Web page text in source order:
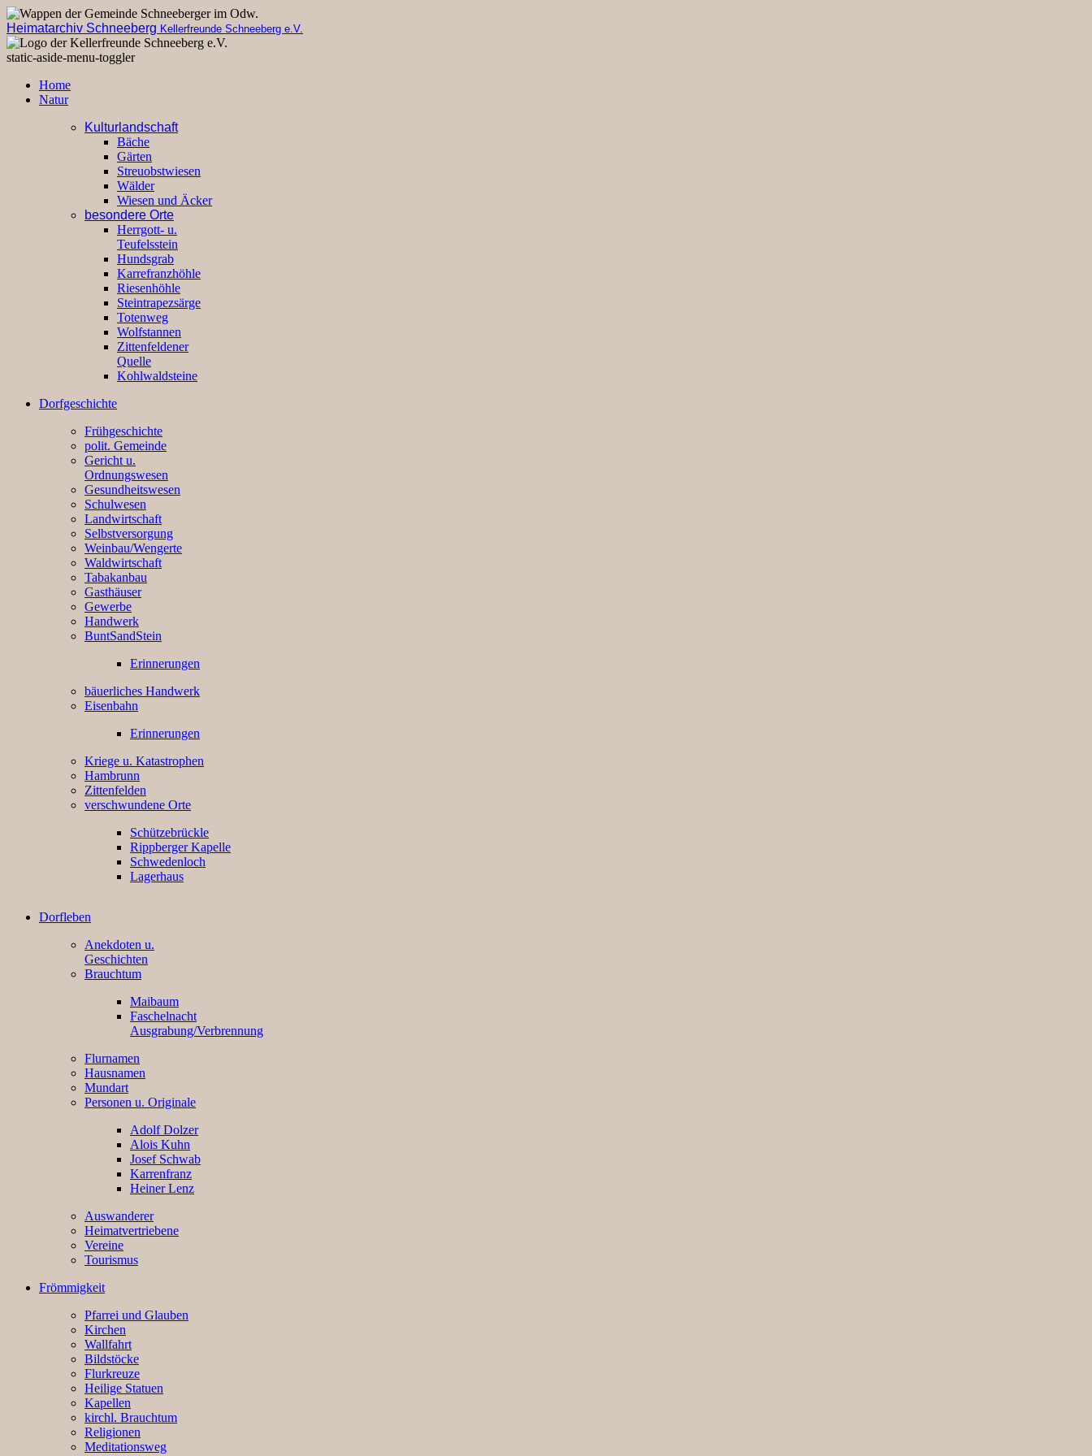
Heimatarchiv Schneeberg Kellerfreunde Schneeberg e.V.
static-aside-menu-toggler
Home
Natur
Kulturlandschaft
Bäche
Gärten
Streuobstwiesen
Wälder
Wiesen und Äcker
besondere Orte
Herrgott- u.
Teufelsstein
Hundsgrab
Karrefranzhöhle
Riesenhöhle
Steintrapezsärge
Totenweg
Wolfstannen
Zittenfeldener
Quelle
Kohlwaldsteine
Dorfgeschichte
Frühgeschichte
polit. Gemeinde
Gericht u.
Ordnungswesen
Gesundheitswesen
Schulwesen
Landwirtschaft
Selbstversorgung
Weinbau/Wengerte
Waldwirtschaft
Tabakanbau
Gasthäuser
Gewerbe
Handwerk
BuntSandStein
Erinnerungen
bäuerliches Handwerk
Eisenbahn
Erinnerungen
Kriege u. Katastrophen
Hambrunn
Zittenfelden
verschwundene Orte
Schützebrückle
Rippberger Kapelle
Schwedenloch
Lagerhaus
Dorfleben
Anekdoten u.
Geschichten
Brauchtum
Maibaum
Faschelnacht
Ausgrabung/Verbrennung
Flurnamen
Hausnamen
Mundart
Personen u. Originale
Adolf Dolzer
Alois Kuhn
Josef Schwab
Karrenfranz
Heiner Lenz
Auswanderer
Heimatvertriebene
Vereine
Tourismus
Frömmigkeit
Pfarrei und Glauben
Kirchen
Wallfahrt
Bildstöcke
Flurkreuze
Heilige Statuen
Kapellen
kirchl. Brauchtum
Religionen
Meditationsweg